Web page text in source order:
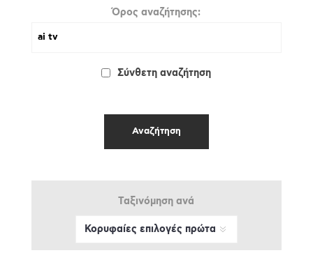
Όρος αναζήτησης:
Σύνθετη αναζήτηση
Ταξινόμηση ανά